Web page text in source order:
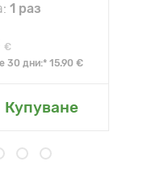
1 раз
€
30 дни:* 15.90 €
Купуване